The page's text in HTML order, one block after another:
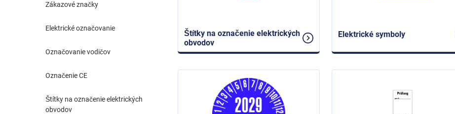
Zákazové značky
Elektrické označovanie
Označovanie vodičov
Označenie CE
Štítky na označenie elektrických
obvodov
Štítky na označenie elektrických
obvodov
Elektrické symboly